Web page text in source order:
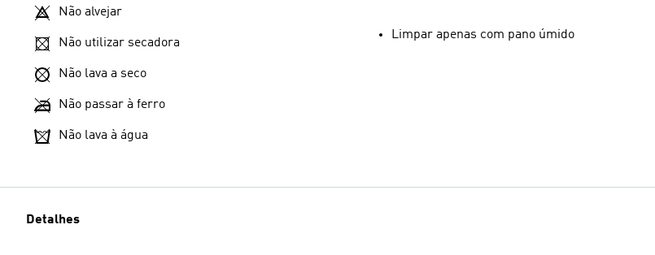
Não alvejar
Não utilizar secadora
Não lava a seco
Não passar à ferro
Não lava à água
Limpar apenas com pano úmido
Detalhes